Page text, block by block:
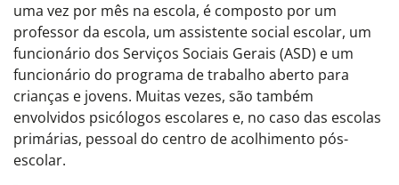
uma vez por mês na escola, é composto por um
professor da escola, um assistente social escolar, um
funcionário dos Serviços Sociais Gerais (ASD) e um
funcionário do programa de trabalho aberto para
crianças e jovens. Muitas vezes, são também
envolvidos psicólogos escolares e, no caso das escolas
primárias, pessoal do centro de acolhimento pós-
escolar.